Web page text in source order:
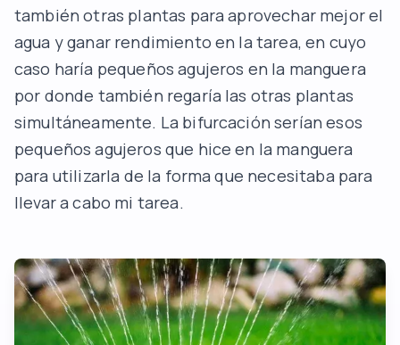
también otras plantas para aprovechar mejor el
agua y ganar rendimiento en la tarea, en cuyo
caso haría pequeños agujeros en la manguera
por donde también regaría las otras plantas
simultáneamente. La bifurcación serían esos
pequeños agujeros que hice en la manguera
para utilizarla de la forma que necesitaba para
llevar a cabo mi tarea.